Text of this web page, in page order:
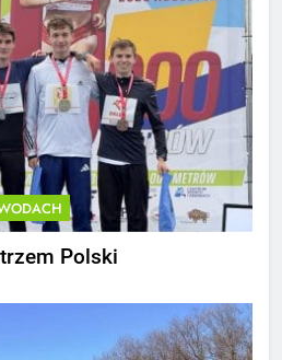
Polski